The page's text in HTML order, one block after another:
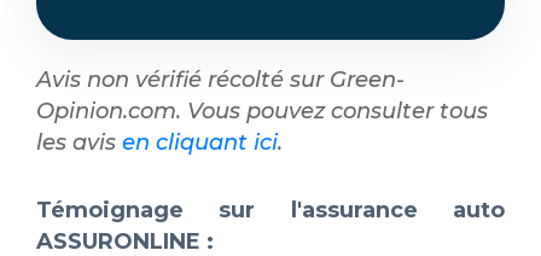
Avis non vérifié récolté sur Green-
Opinion.com. Vous pouvez consulter tous
les avis en cliquant ici.
Témoignage sur l'assurance auto
ASSURONLINE :